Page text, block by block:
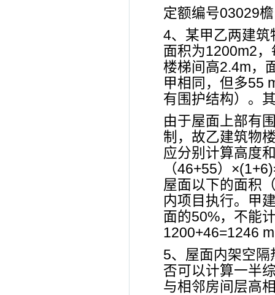
定额编号03029
4、某甲乙两建
面积为1200m2
楼梯间高2.4m，
甲相同，但多55
有围护结构）。
由于屋面上部有
制，故乙建筑物
应分别计算高度
（46+55）
屋面以下的面积
内项目执行。甲
面的50%，不能
1200+46=1246
5、屋面内架空
否可以计算一半
与相邻房间层高